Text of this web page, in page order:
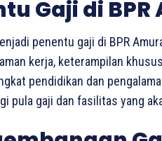
Gaji di
penentu gaji di BPR
kerja, keterampilan
pendidikan dan
pula gaji dan fasilitas yang